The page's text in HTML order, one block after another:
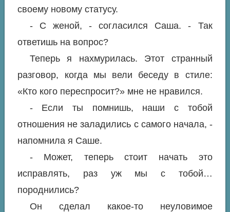
своему новому статусу.
- С женой, - согласился Саша. - Так
ответишь на вопрос?
Теперь я нахмурилась. Этот странный
разговор, когда мы вели беседу в стиле:
«Кто кого переспросит?» мне не нравился.
- Если ты помнишь, наши с тобой
отношения не заладились с самого начала, -
напомнила я Саше.
‍​ ‌ ‌ ​ ​ ‌ ‌ ‌ ​ ​ ‌ ​ ‌ ‌ ​ ‌ ​ ​ ​ ‌ ​ ‌ ‌ ‌ ​ ‌ ‌ ​ ​ ​ ‌ ‌ ​ ​ ‌ ‌ ​ ‌ ​ ‌ ​ ​ ​ ‌ ​ ‌ ‌‍- Может, теперь стоит начать это
исправлять, раз уж мы с тобой…
породнились?
Он сделал какое-то неуловимое